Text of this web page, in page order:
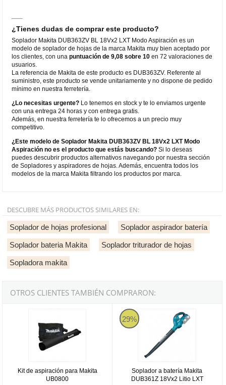
¿Tienes dudas de comprar este producto?
Soplador Makita DUB363ZV BL 18Vx2 LXT Modo Aspiración es un
modelo de soplador de hojas de la marca Makita muy bien aceptado por
los clientes, con unapuntuación de 9,08 sobre 10 en 72 valoraciones de
usuarios.
La referencia de Makita de este producto es DUB363ZV. Referente al
suministro, este producto se vende unitariamente y no dispone de pedido
mínimo en nuestra ferretería.
¿Lo necesitas urgente? Lo tenemos en stock y te lo enviamos urgente
con una entrega 24 horas y con entrega gratis.
Además, en nuestra ferretería te lo ofrecemos a un precio muy
competitivo.
¿Este modelo de Soplador Makita DUB363ZV BL 18Vx2 LXT Modo
Aspiración no es el producto que estás buscando? Si lo deseas
puedes descubrir productos alternativos navegando por nuestra sección
de Sopladores y aspiradores de hojas. Además, encuentra todos los
modelos de la marca Makita filtrando los productos por marca.
DESCUBRE MÁS PRODUCTOS SIMILARES EN:
Soplador de hojas profesional Soplador aspirador batería
Soplador bateria Makita Soplador triturador de hojas
Sopladora makita
OTROS CLIENTES TAMBIÉN COMPRARON:
Kit de aspiración para Makita
UB0800
Kit de aspiración para Makita UB0800
29%
Soplador a batería Makita
DUB361Z 18Vx2 Litio LXT
Soplador a batería Makita